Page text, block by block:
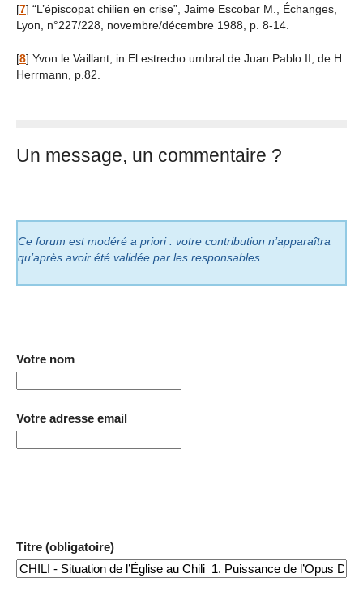
[7] “L’épiscopat chilien en crise”, Jaime Escobar M., Échanges,
Lyon, n°227/228, novembre/décembre 1988, p. 8-14.
[8] Yvon le Vaillant, in El estrecho umbral de Juan Pablo II, de H.
Herrmann, p.82.
Un message, un commentaire ?
Ce forum est modéré a priori : votre contribution n’apparaîtra
qu’après avoir été validée par les responsables.
Votre nom
Votre adresse email
Titre (obligatoire)